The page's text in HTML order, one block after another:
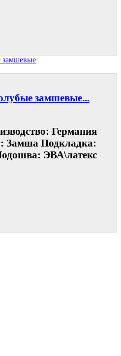
замшевые...
Германия
Замша Подкладка:
ЭВА\латекс